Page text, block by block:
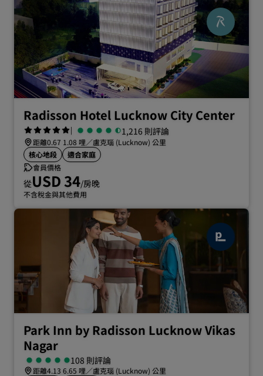
Radisson Hotel Lucknow City Center
| 1,216 則評論
距離0.67 1.08 哩／盧克瑙 (Lucknow) 公里
核心地段
適合家庭
會員價格
從USD 34/房晚
不含稅金與其他費用
Park Inn by Radisson Lucknow Vikas
Nagar
108 則評論
距離4.13 6.65 哩／盧克瑙 (Lucknow) 公里